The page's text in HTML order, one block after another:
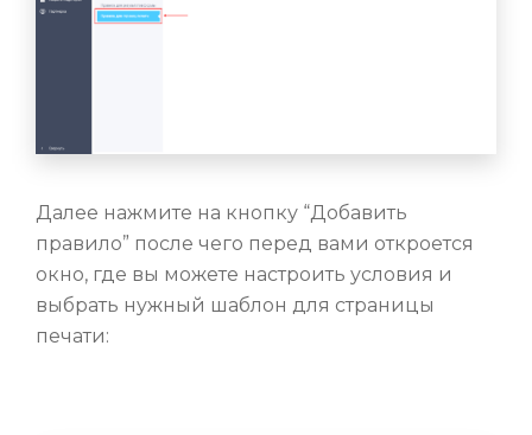
Далее нажмите на кнопку “Добавить
правило” после чего перед вами откроется
окно, где вы можете настроить условия и
выбрать нужный шаблон для страницы
печати: